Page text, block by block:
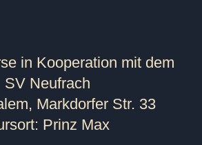
in Kooperation mit dem
SV Neufrach
Markdorfer Str. 33
Prinz Max